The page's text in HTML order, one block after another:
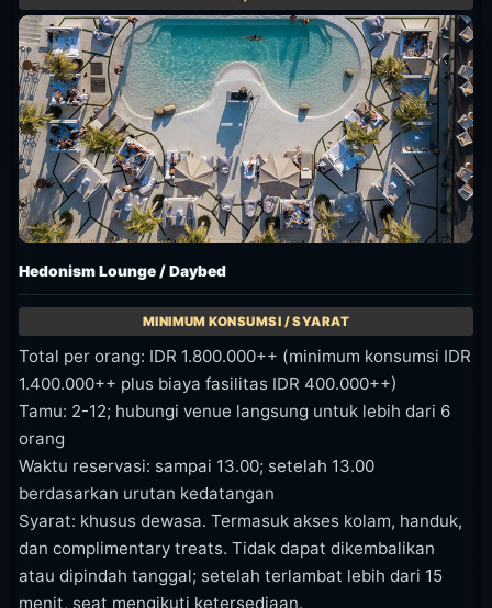
Hedonism Lounge / Daybed
Total per orang: IDR 1.800.000++ (minimum konsumsi IDR
1.400.000++ plus biaya fasilitas IDR 400.000++)
Tamu: 2-12; hubungi venue langsung untuk lebih dari 6
orang
Waktu reservasi: sampai 13.00; setelah 13.00
berdasarkan urutan kedatangan
Syarat: khusus dewasa. Termasuk akses kolam, handuk,
dan complimentary treats. Tidak dapat dikembalikan
atau dipindah tanggal; setelah terlambat lebih dari 15
menit, seat mengikuti ketersediaan.